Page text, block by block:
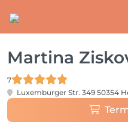
Martina
7
Luxemburger Str. 349 50354